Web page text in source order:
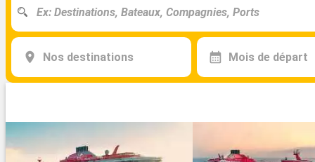
Nos destinations Mois de départ